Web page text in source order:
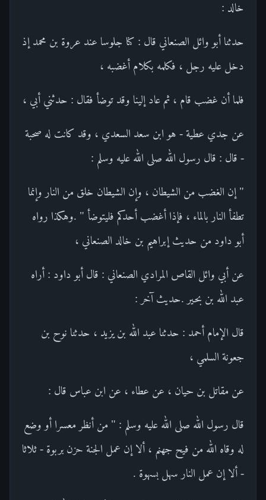
خالد :
حدثنا أبو وائل الصنعاني قال : كنا جلوسا عند عروة بن محمد إذ
دخل عليه رجل ، فكلمه بكلام أغضبه ،
فلما أن غضب قام ، ثم عاد إلينا وقد توضأ فقال : حدثني أبي ،
عن جدي عطية - هو ابن سعد السعدي ، وقد كانت له صحبة
- قال : قال رسول الله صلى الله عليه وسلم :
" إن الغضب من الشيطان ، وإن الشيطان خلق من النار وإنما
تطفأ النار بالماء ، فإذا أغضب أحدكم فليتوضأ " .وهكذا رواه
أبو داود من حديث إبراهيم بن خالد الصنعاني ،
عن أبي وائل القاص المرادي الصنعاني : قال أبو داود : أراه
عبد الله بن بحير .حديث آخر :
قال الإمام أحمد : حدثنا عبد الله بن يزيد ، حدثنا نوح بن
جعونة السلمي ،
عن مقاتل بن حيان ، عن عطاء ، عن ابن عباس قال :
قال رسول الله صلى الله عليه وسلم : " من أنظر معسرا أو وضع
له وقاه الله من فيح جهنم ، ألا إن عمل الجنة حزن بربوة - ثلاثا
- ألا إن عمل النار سهل بسهوة .